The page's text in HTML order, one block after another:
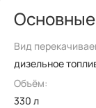
Основные
Вид
дизельное
Объём:
330 л